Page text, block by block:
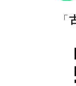
「